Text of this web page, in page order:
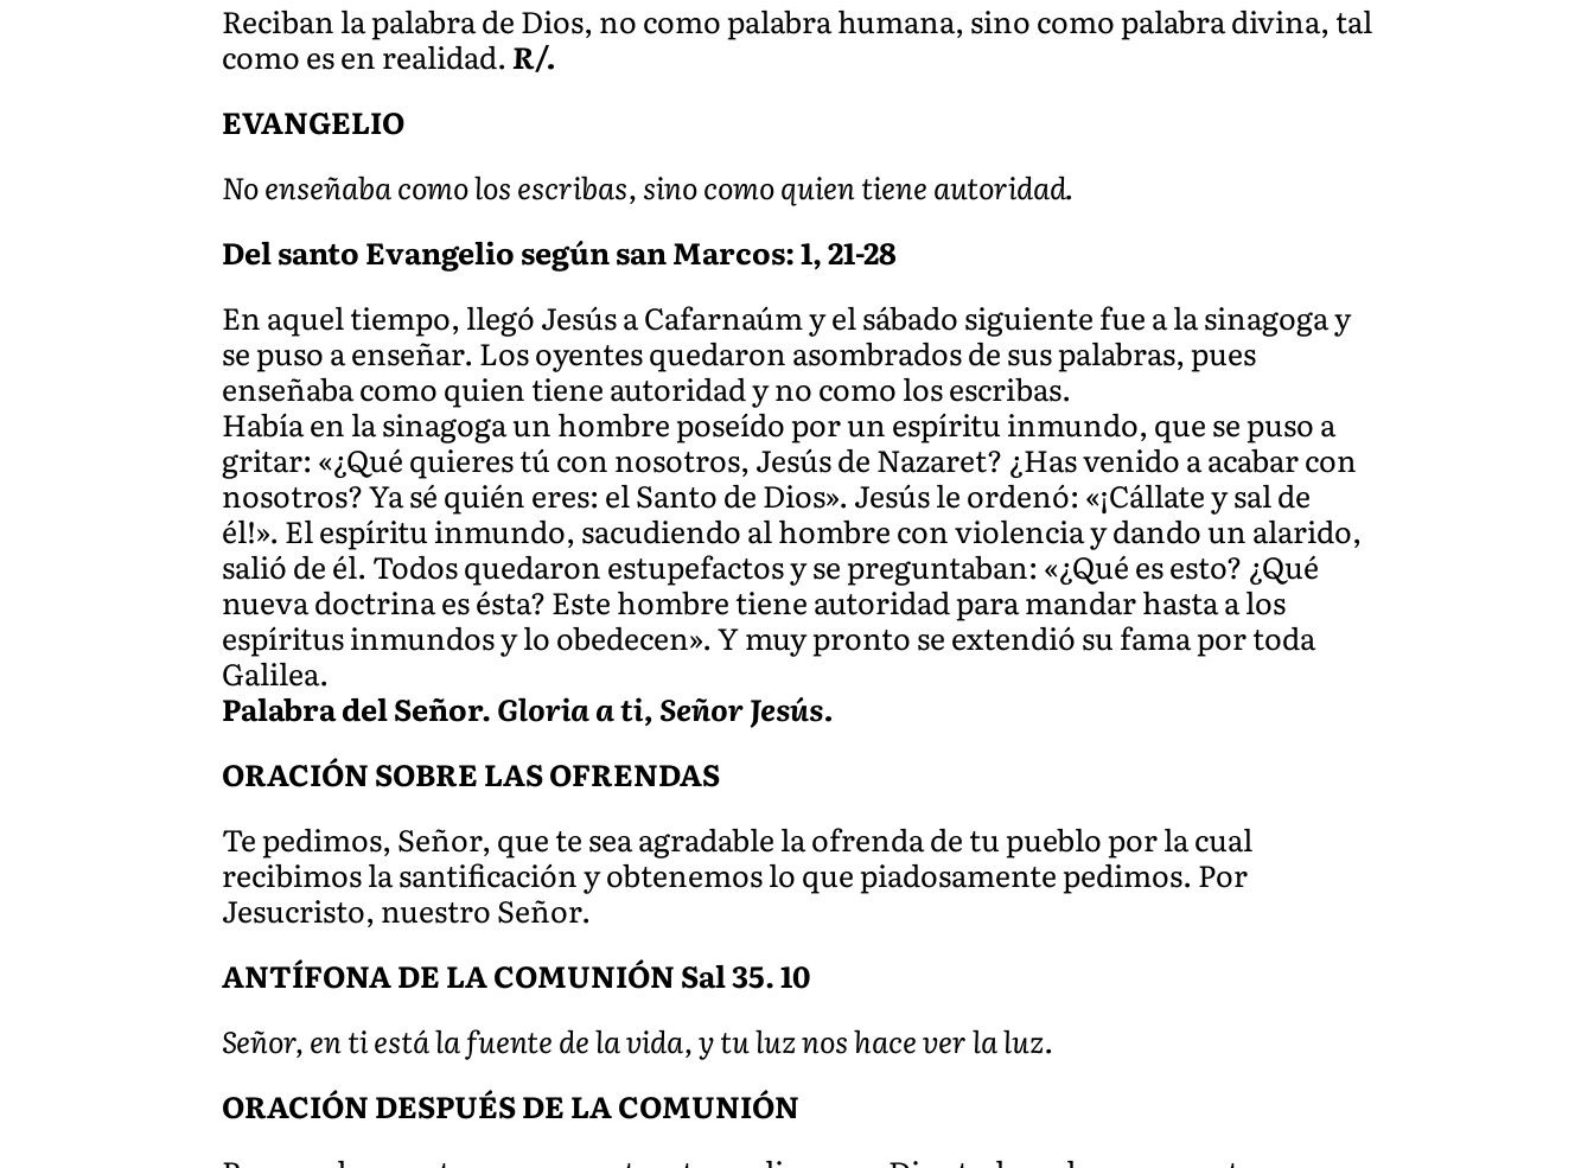
Reciban la palabra de Dios, no como palabra humana, sino como palabra divina, tal
como es en realidad.R/.
EVANGELIO
No enseñaba como los escribas, sino como quien tiene autoridad.
Del santo Evangelio según san Marcos: 1, 21-28
En aquel tiempo, llegó Jesús a Cafarnaúm y el sábado siguiente fue a la sinagoga y
se puso a enseñar. Los oyentes quedaron asombrados de sus palabras, pues
enseñaba como quien tiene autoridad y no como los escribas.
Había en la sinagoga un hombre poseído por un espíritu inmundo, que se puso a
gritar: «¿Qué quieres tú con nosotros, Jesús de Nazaret? ¿Has venido a acabar con
nosotros? Ya sé quién eres: el Santo de Dios». Jesús le ordenó: «¡Cállate y sal de
él!». El espíritu inmundo, sacudiendo al hombre con violencia y dando un alarido,
salió de él. Todos quedaron estupefactos y se preguntaban: «¿Qué es esto? ¿Qué
nueva doctrina es ésta? Este hombre tiene autoridad para mandar hasta a los
espíritus inmundos y lo obedecen». Y muy pronto se extendió su fama por toda
Galilea.
Palabra del Señor.Gloria a ti, Señor Jesús.
ORACIÓN SOBRE LAS OFRENDAS
Te pedimos, Señor, que te sea agradable la ofrenda de tu pueblo por la cual
recibimos la santificación y obtenemos lo que piadosamente pedimos. Por
Jesucristo, nuestro Señor.
ANTÍFONA DE LA COMUNIÓN Sal 35. 10
Señor, en ti está la fuente de la vida, y tu luz nos hace ver la luz.
ORACIÓN DESPUÉS DE LA COMUNIÓN